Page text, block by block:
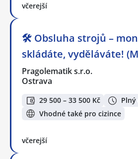
včerejší
🛠️ Obsluha strojů –
skládáte, vyděláváte!
Pragolematik s.r.o.
Ostrava
29 500 – 33 500 Kč
Plný
Vhodné také pro cizince
včerejší